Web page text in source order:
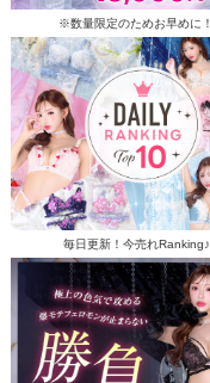
※数量限定のためお早めに！
毎日更新！今売れRanking♪